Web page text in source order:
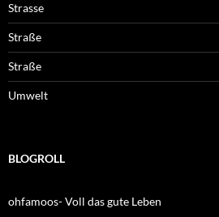
Strasse
Straße
Straße
Umwelt
BLOGROLL
ohfamoos- Voll das gute Leben